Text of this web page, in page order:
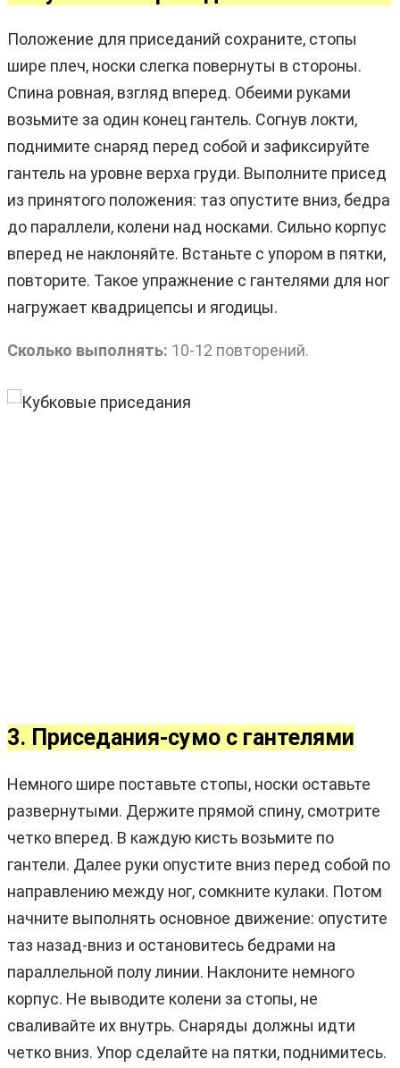
Положение для приседаний сохраните, стопы
шире плеч, носки слегка повернуты в стороны.
Спина ровная, взгляд вперед. Обеими руками
возьмите за один конец гантель. Согнув локти,
поднимите снаряд перед собой и зафиксируйте
гантель на уровне верха груди. Выполните присед
из принятого положения: таз опустите вниз, бедра
до параллели, колени над носками. Сильно корпус
вперед не наклоняйте. Встаньте с упором в пятки,
повторите. Такое упражнение с гантелями для ног
нагружает квадрицепсы и ягодицы.
Сколько выполнять: 10-12 повторений.
3. Приседания-сумо с гантелями
Немного шире поставьте стопы, носки оставьте
развернутыми. Держите прямой спину, смотрите
четко вперед. В каждую кисть возьмите по
гантели. Далее руки опустите вниз перед собой по
направлению между ног, сомкните кулаки. Потом
начните выполнять основное движение: опустите
таз назад-вниз и остановитесь бедрами на
параллельной полу линии. Наклоните немного
корпус. Не выводите колени за стопы, не
сваливайте их внутрь. Снаряды должны идти
четко вниз. Упор сделайте на пятки, поднимитесь.